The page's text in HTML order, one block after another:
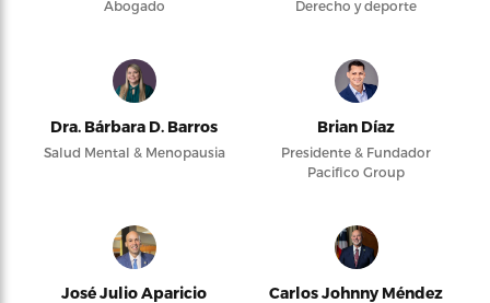
Abogado Derecho y deporte
Dra. Bárbara D. Barros
Salud Mental & Menopausia
Brian Díaz
Presidente & Fundador
Pacifico Group
José Julio Aparicio
Carlos Johnny Méndez